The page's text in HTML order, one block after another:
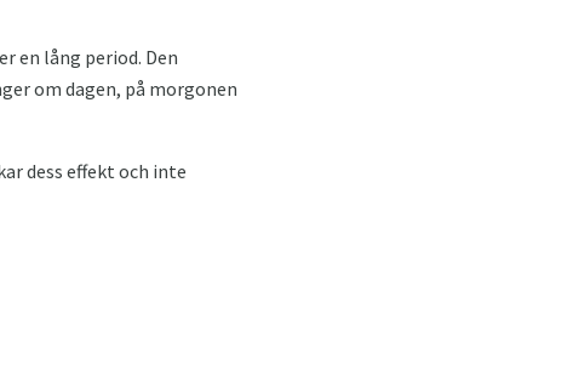
en lång period. Den
om dagen, på morgonen
dess effekt och inte